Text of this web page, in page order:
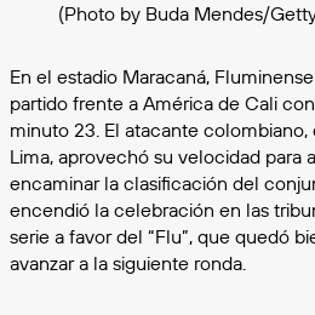
(Photo by Buda Mendes/
En el estadio Maracaná,
partido frente a América de Cali
minuto 23. El atacante colombiano,
Lima, aprovechó su velocidad para
encaminar la clasificación del
encendió la celebración en las
serie a favor del “Flu”, que quedó
avanzar a la siguiente ronda.